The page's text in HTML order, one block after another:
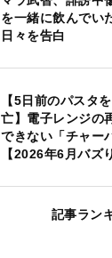
を一緒に飲んでい
日々を告白
【5日前のパスタ
亡】電子レンジの
できない「チャー
【2026年6月バズ
記事ラン